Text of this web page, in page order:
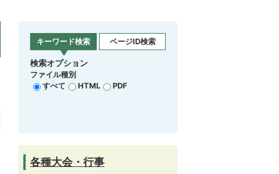
キーワード検索 ページID検索
検索オプション
ファイル種別
すべて
HTML PDF
各種大会・行事